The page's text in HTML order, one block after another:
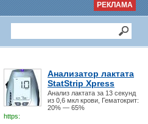
РЕКЛАМА
Анализатор лактата
StatStrip Xpress
Анализ лактата за 13 секунд
из 0,6 мкл крови, Гематокрит:
20% — 65%
https: